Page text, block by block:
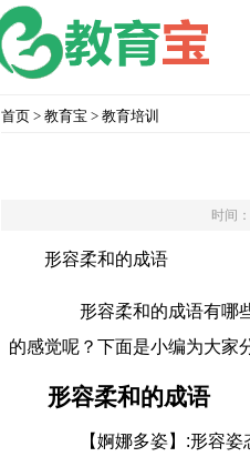
首页 > 教育宝 > 教育培训
时间
形容柔和的成语
形容柔和的成语有哪些
的感觉呢？下面是小编为大家
形容柔和的成语
【婀娜多姿】:形容姿